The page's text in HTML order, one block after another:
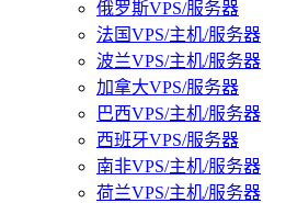
俄罗斯VPS/服务器
法国VPS/主机/服务器
波兰VPS/主机/服务器
加拿大VPS/服务器
巴西VPS/主机/服务器
西班牙VPS/服务器
南非VPS/主机/服务器
荷兰VPS/主机/服务器